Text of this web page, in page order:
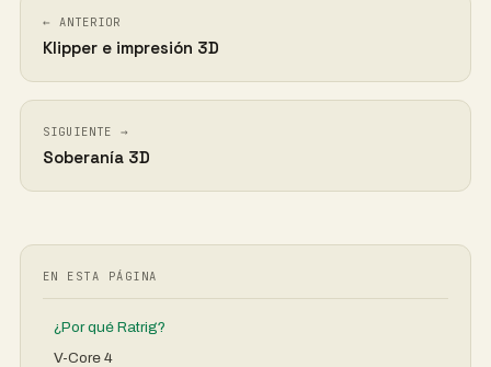
← ANTERIOR
Klipper e impresión 3D
SIGUIENTE →
Soberanía 3D
EN ESTA PÁGINA
¿Por qué Ratrig?
V-Core 4